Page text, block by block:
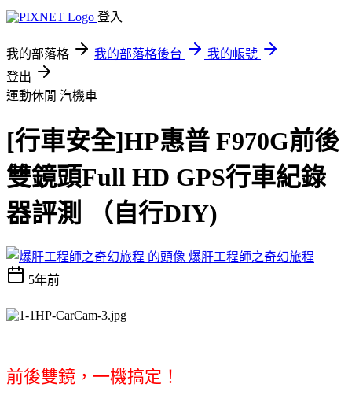
登入
我的部落格 我的部落格後台
我的帳號
登出
運動休閒 汽機車
[行車安全]HP惠普 F970G前後
雙鏡頭Full HD GPS行車紀錄
器評測 （自行DIY)
爆肝工程師之奇幻旅程
5年前
前後雙鏡，一機搞定！